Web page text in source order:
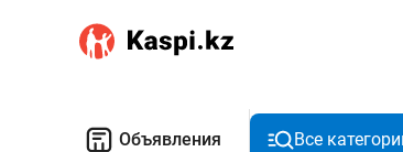
Объявления Все